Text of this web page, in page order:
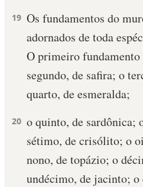
19 Os fundamentos do
adornados de toda
O primeiro fundamento
segundo, de safira; o
quarto, de esmeralda;
20 o quinto, de sardônica;
sétimo, de crisólito; o
nono, de topázio; o
undécimo, de jacinto; o